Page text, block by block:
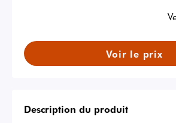
Voir le prix
Description du produit